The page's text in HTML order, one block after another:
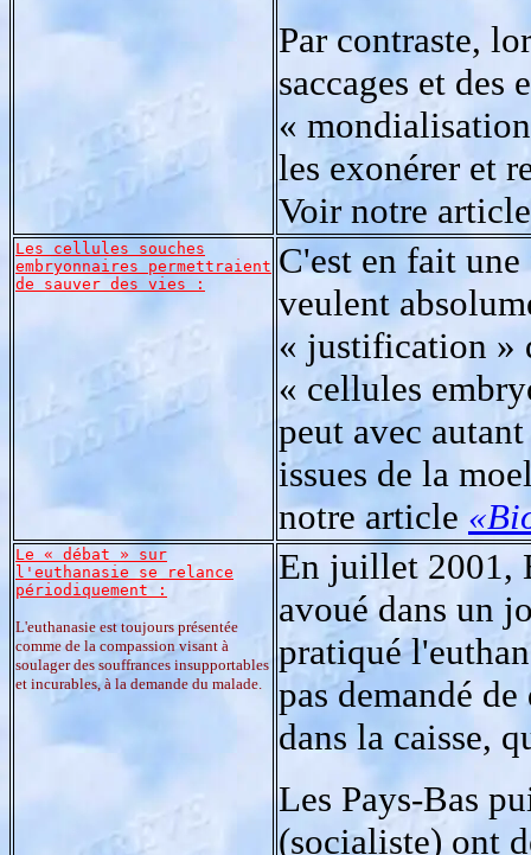
Par contraste,
saccages et des
«
les exonérer et
Voir notre
Les cellules souches
embryonnaires permettraient
de sauver des vies :
C'est en fait
veulent
« justification »
« cellules
peut avec
issues de la
notre article
Le « débat » sur
l'euthanasie se relance
périodiquement :
L'euthanasie est toujours présentée
comme de la compassion visant à
soulager des souffrances insupportables
et incurables, à la demande du malade.
En juillet 2001,
avoué dans un
pratiqué
pas demandé
dans la caisse,
Les Pays-Bas
(socialiste) ont